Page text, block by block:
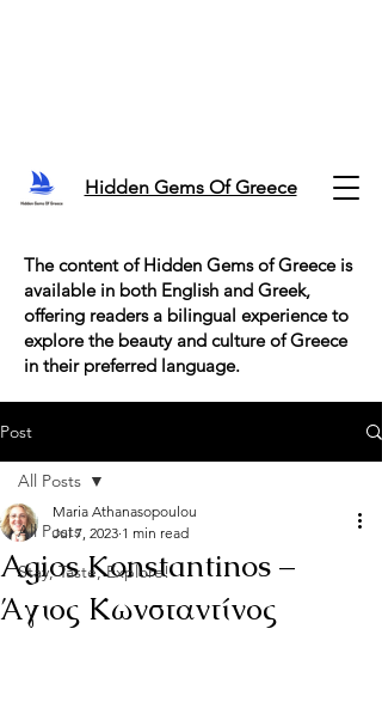
Hidden Gems Of Greece
The content of Hidden Gems of Greece is
available in both English and Greek,
offering readers a bilingual experience to
explore the beauty and culture of Greece
in their preferred language.
Post
All Posts
Stay, Taste, Explore!
All Posts
Agios Konstantinos –
Άγιος Κωνσταντίνος
Maria Athanasopoulou
Jul 7, 2023 1 min read